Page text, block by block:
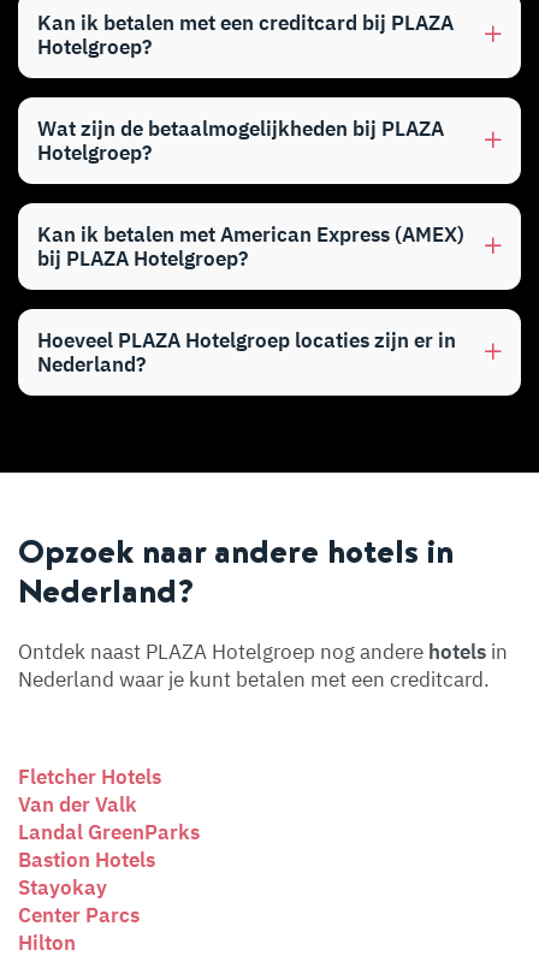
Kan ik betalen met een creditcard bij PLAZA
Hotelgroep?
Wat zijn de betaalmogelijkheden bij PLAZA
Hotelgroep?
Kan ik betalen met American Express (AMEX)
bij PLAZA Hotelgroep?
Hoeveel PLAZA Hotelgroep locaties zijn er in
Nederland?
Opzoek naar andere hotels in
Nederland?
Ontdek naast PLAZA Hotelgroep nog andere hotels in
Nederland waar je kunt betalen met een creditcard.
Fletcher Hotels
Van der Valk
Landal GreenParks
Bastion Hotels
Stayokay
Center Parcs
Hilton